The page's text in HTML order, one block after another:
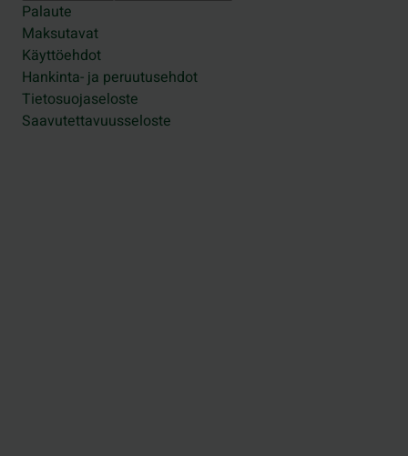
Palaute
Maksutavat
Käyttöehdot
Hankinta- ja peruutusehdot
Tietosuojaseloste
Saavutettavuusseloste